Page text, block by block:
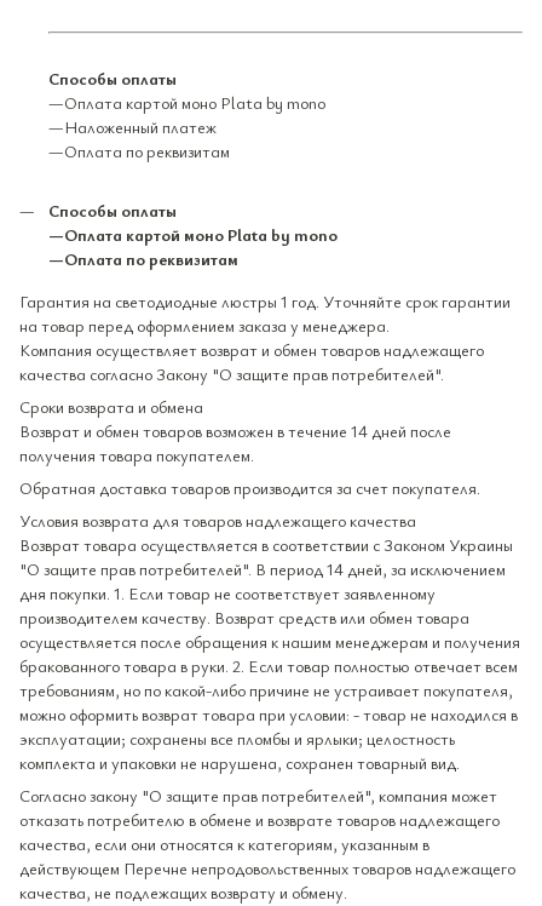
Способы оплаты
—Оплата картой моно Plata by mono
—Наложенный платеж
—Оплата по реквизитам
Способы оплаты
—Оплата картой моно Plata by mono
—Оплата по реквизитам
Гарантия на светодиодные люстры 1 год. Уточняйте срок гарантии
на товар перед оформлением заказа у менеджера.
Компания осуществляет возврат и обмен товаров надлежащего
качества согласно Закону "О защите прав потребителей".
Сроки возврата и обмена
Возврат и обмен товаров возможен в течение 14 дней после
получения товара покупателем.
Обратная доставка товаров производится за счет покупателя.
Условия возврата для товаров надлежащего качества
Возврат товара осуществляется в соответствии с Законом Украины
"О защите прав потребителей". В период 14 дней, за исключением
дня покупки. 1. Если товар не соответствует заявленному
производителем качеству. Возврат средств или обмен товара
осуществляется после обращения к нашим менеджерам и получения
бракованного товара в руки. 2. Если товар полностью отвечает всем
требованиям, но по какой-либо причине не устраивает покупателя,
можно оформить возврат товара при условии: - товар не находился в
эксплуатации; сохранены все пломбы и ярлыки; целостность
комплекта и упаковки не нарушена, сохранен товарный вид.
Согласно закону "О защите прав потребителей", компания может
отказать потребителю в обмене и возврате товаров надлежащего
качества, если они относятся к категориям, указанным в
действующем Перечне непродовольственных товаров надлежащего
качества, не подлежащих возврату и обмену.